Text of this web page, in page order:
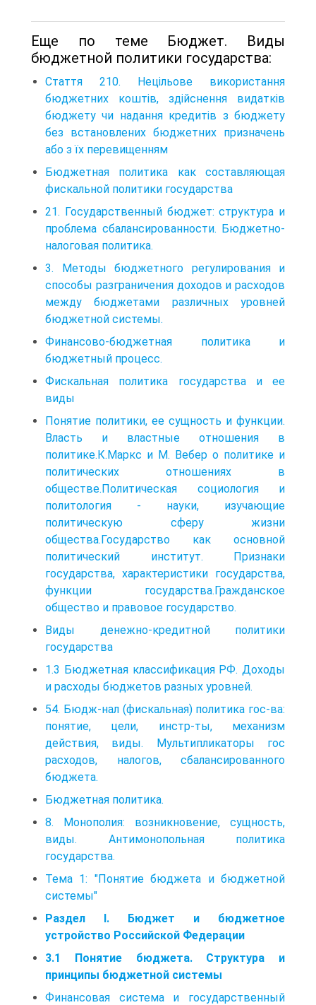
Еще по теме Бюджет. Виды
бюджетной политики государства:
Стаття 210. Нецільове використання
бюджетних коштів, здійснення видатків
бюджету чи надання кредитів з бюджету
без встановлених бюджетних призначень
або з їх перевищенням
Бюджетная политика как составляющая
фискальной политики государства
21. Государственный бюджет: структура и
проблема сбалансированности. Бюджетно-
налоговая политика.
3. Методы бюджетного регулирования и
способы разграничения доходов и расходов
между бюджетами различных уровней
бюджетной системы.
Финансово-бюджетная политика и
бюджетный процесс.
Фискальная политика государства и ее
виды
Понятие политики, ее сущность и функции.
Власть и властные отношения в
политике.К.Маркс и М. Вебер о политике и
политических отношениях в
обществе.Политическая социология и
политология - науки, изучающие
политическую сферу жизни
общества.Государство как основной
политический институт. Признаки
государства, характеристики государства,
функции государства.Гражданское
общество и правовое государство.
Виды денежно-кредитной политики
государства
1.3 Бюджетная классификация РФ. Доходы
и расходы бюджетов разных уровней.
54. Бюдж-нал (фискальная) политика гос-ва:
понятие, цели, инстр-ты, механизм
действия, виды. Мультипликаторы гос
расходов, налогов, сбалансированного
бюджета.
Бюджетная политика.
8. Монополия: возникновение, сущность,
виды. Антимонопольная политика
государства.
Тема 1: "Понятие бюджета и бюджетной
системы"
Раздел I. Бюджет и бюджетное
устройство Российской Федерации
3.1 Понятие бюджета. Структура и
принципы бюджетной системы
Финансовая система и государственный